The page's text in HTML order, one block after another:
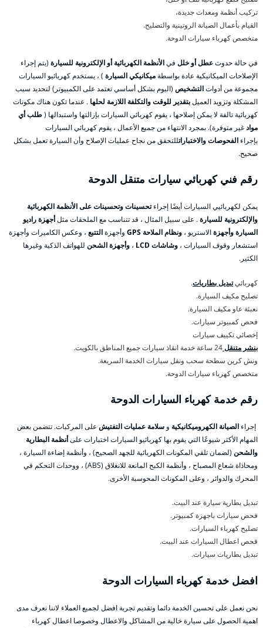
تركيب أنظمة ومعدات جديدة،
القيام بأعمال الصيانة الروتينية والتصليح.
متخصص كهرباء سيارات الدوحة.
في حالة حدوثعطل أو خلل فيالأنظمة الكهربائية أو الإلكترونية للسيارة (يتم إجراء
الإصلاحات الميكانيكية عادة بواسطةميكانيكي السيارة ) ، يستخدم كهربائيو السيارات
مجموعة من أدواتالتشخيص (اليوم بشكل أساسي تعتمد على الكمبيوتر) لتحديد سبب
المشكلة وتزويد العميلبتقدير للوقت والتكلفة اللازمة لحلها . عندما تكون هناك مكونات
كهربائية تالفة لا يمكن إصلاحها ، يقوم كهربائي السيارات بإزالتها واستبدالها (طلب أي
موادغير متوفرة). بمجرد الانتهاء من جميع الأعمال ، يقوم كهربائي السيارات
بإجراء الفحوصات والاختباراتللتحقق من نجاح عمليات الإصلاح وأن السيارة تعمل بشكل
صحيح.
رقم فني كهربائي سيارات متنقل الدوحة
يمكن لكهربائيي السيارات أيضًا إجراءتحسينات وتحسينات على الأنظمة الكهربائية
والإلكترونية للسيارة. على سبيل المثال ، قد تتناسب مع الملحقات مثلأجهزة راديو
السيارة وأجهزةالاستريو ، ونظام الملاحة GPS وأجهزةالتتبع ، وعكس الكاميرات وأجهزة
استشعار وقوف السيارات ، وشاشات LCD ، وأجهزة الشحن للهواتف الذكية وغيرها
الكثير.
كهربائيتبديل بطاريات.
تصليح مكيف السيارة.
نعبئة عاو مكيف السيارة.
فحص كمبيوتر سيارات.
إخصائي تكييف سيارات
بنشر متنقل24 ساعة خدمة انقاذ سيارات جميع المناطق بالكويت.
ونش كرين سطحة سحب ونقل سيارات الخدمة السريعة.
متخصص كهرباء سيارات الدوحة.
رقم خدمة كهرباء السيارات الدوحة
إجراء الصيانة الكهروميكانيكية و سلامة عمليات التفتيش على المركبات. تتضمن بعض
المهام الأكثر شيوعًا التي يقوم بها كهربائيو السيارات اختبارات علىأنظمة البطارية
والشحن (لضمان تلقي المكونات الكهربائية للجهد الصحيح) ، وأنظمة إضاءة السيارة ،
ومحاذاة شعاع المصباح ، وأنظمة الكبح المانعة للانغلاق (ABS) ، ووحدات التحكم في
المحرك والدوائر ، وعلى المكونات المحوسبة الأخرى.
تبديل بطارية سيارة عند البيت.
فحص سيارات باجهزة كمبيوتر.
تصليح كهرباء السيارات.
فحص اعطال السيارات عند البيت.
تبديل بطاريات سيارات.
افضل خدمة كهرباء السيارات الدوحة
نحن نعمل على تحسين الخدمة دائما وتقديم تجربة افضل لجميع العملاء لاننا نعرف مدى
اهمية الحصول على سيارة خالية من المشاكل والاعطال وخصوصا اعطال كهرباء